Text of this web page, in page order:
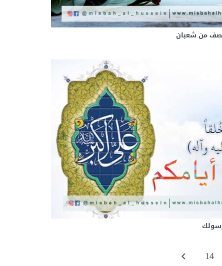
من شعبان
14